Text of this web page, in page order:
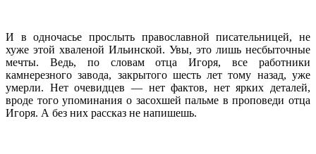
И в одночасье прослыть православной писательницей, не
хуже этой хваленой Ильинской. Увы, это лишь несбыточные
мечты. Ведь, по словам отца Игоря, все работники
камнерезного завода, закрытого шесть лет тому назад, уже
умерли. Нет очевидцев — нет фактов, нет ярких деталей,
вроде того упоминания о засохшей пальме в проповеди отца
Игоря. А без них рассказ не напишешь.